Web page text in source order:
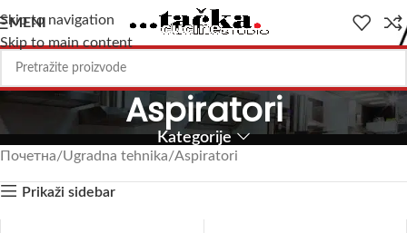
Skip to navigation
Skip to main content
MENI
Aspiratori
Kategorije
Почетна Ugradna tehnika Aspiratori
Prikaži sidebar